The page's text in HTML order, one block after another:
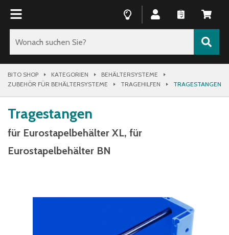
BITO SHOP KATEGORIEN
BEHÄLTERSYSTEME
ZUBEHÖR FÜR BEHÄLTERSYSTEME
TRAGEHILFEN TRAGESTANGEN
Tragestangen
für Eurostapelbehälter XL, für
Eurostapelbehälter BN